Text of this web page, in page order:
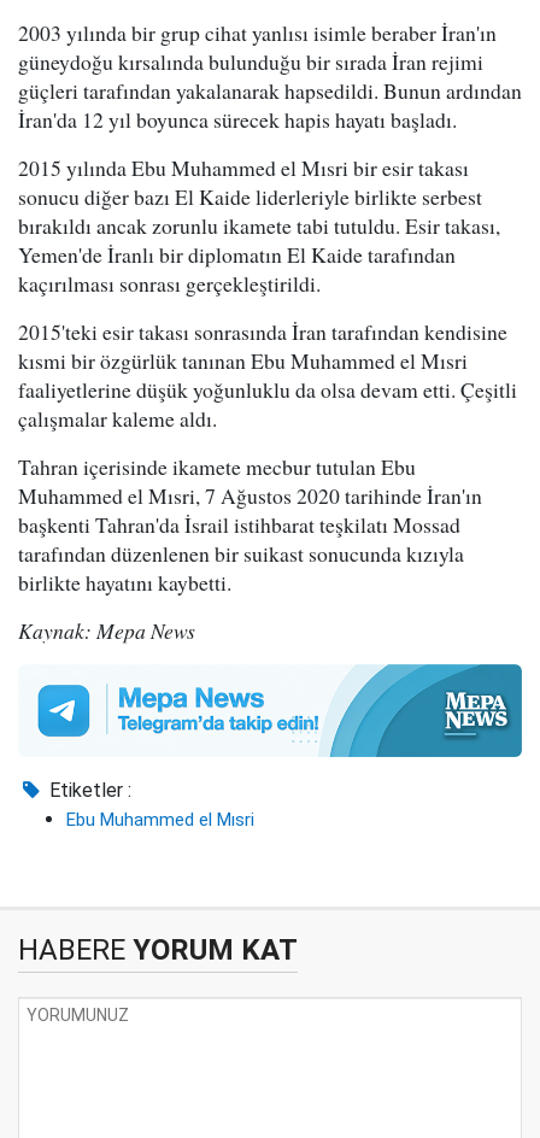
2003 yılında bir grup cihat yanlısı isimle beraber İran'ın
güneydoğu kırsalında bulunduğu bir sırada İran rejimi
güçleri tarafından yakalanarak hapsedildi. Bunun ardından
İran'da 12 yıl boyunca sürecek hapis hayatı başladı.
2015 yılında Ebu Muhammed el Mısri bir esir takası
sonucu diğer bazı El Kaide liderleriyle birlikte serbest
bırakıldı ancak zorunlu ikamete tabi tutuldu. Esir takası,
Yemen'de İranlı bir diplomatın El Kaide tarafından
kaçırılması sonrası gerçekleştirildi.
2015'teki esir takası sonrasında İran tarafından kendisine
kısmi bir özgürlük tanınan Ebu Muhammed el Mısri
faaliyetlerine düşük yoğunluklu da olsa devam etti. Çeşitli
çalışmalar kaleme aldı.
Tahran içerisinde ikamete mecbur tutulan Ebu
Muhammed el Mısri, 7 Ağustos 2020 tarihinde İran'ın
başkenti Tahran'da İsrail istihbarat teşkilatı Mossad
tarafından düzenlenen bir suikast sonucunda kızıyla
birlikte hayatını kaybetti.
Kaynak: Mepa News
Etiketler :
Ebu Muhammed el Mısri
HABERE YORUM KAT